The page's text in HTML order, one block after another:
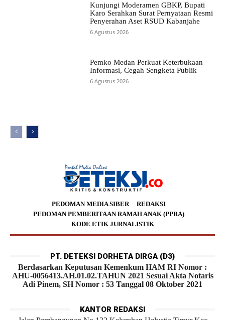
Kunjungi Moderamen GBKP, Bupati
Karo Serahkan Surat Pernyataan Resmi
Penyerahan Aset RSUD Kabanjahe
6 Agustus 2026
Pemko Medan Perkuat Keterbukaan
Informasi, Cegah Sengketa Publik
6 Agustus 2026
PEDOMAN MEDIA SIBER
REDAKSI
PEDOMAN PEMBERITAAN RAMAH ANAK (PPRA)
KODE ETIK JURNALISTIK
PT. DETEKSI DORHETA DIRGA (D3)
Berdasarkan Keputusan Kemenkum HAM RI Nomor :
AHU-0056413.AH.01.02.TAHUN 2021 Sesuai Akta Notaris
Adi Pinem, SH Nomor : 53 Tanggal 08 Oktober 2021
KANTOR REDAKSI